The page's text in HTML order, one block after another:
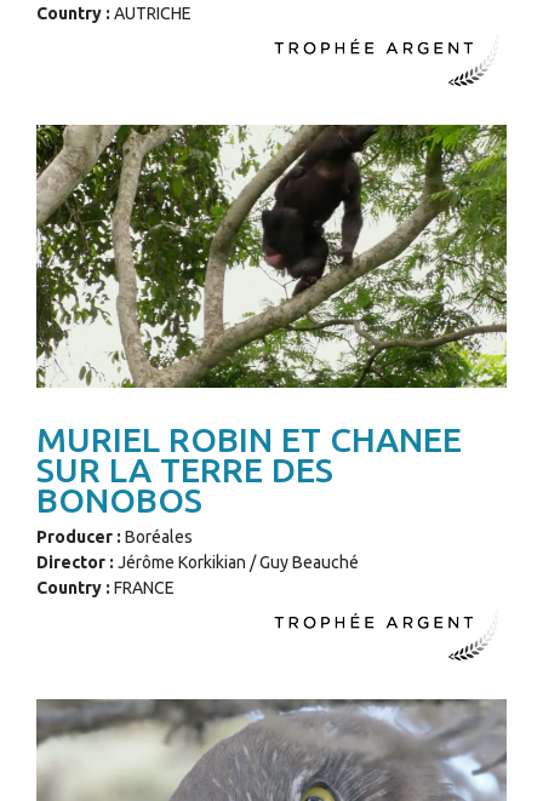
Country : AUTRICHE
MURIEL ROBIN ET CHANEE
SUR LA TERRE DES
BONOBOS
Producer : Boréales
Director : Jérôme Korkikian / Guy Beauché
Country : FRANCE